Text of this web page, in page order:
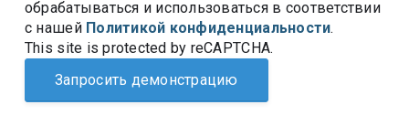
обрабатываться и использоваться в соответствии
с нашей Политикой конфиденциальности.
This site is protected by reCAPTCHA.
Запросить демонстрацию